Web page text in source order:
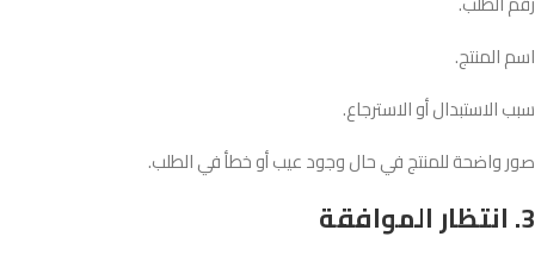
اسم المنتج.
سبب الاستبدال أو الاسترجاع.
صور واضحة للمنتج في حال وجود عيب أو خطأ في الطلب.
3. انتظار الموافقة